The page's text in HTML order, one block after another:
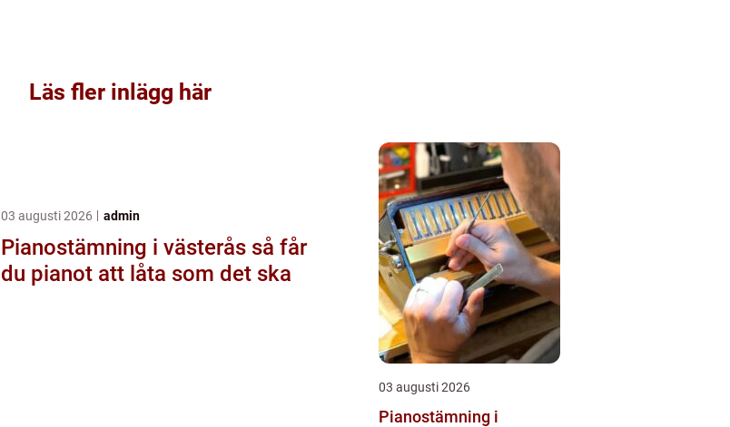
Läs fler inlägg här
03 augusti 2026 admin
Pianostämning i västerås så får
du pianot att låta som det ska
03 augusti 2026
Pianostämning i